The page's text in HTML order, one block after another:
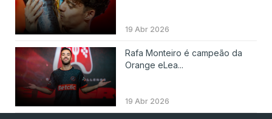
19 Abr 2026
Rafa Monteiro é campeão da
Orange eLea...
19 Abr 2026